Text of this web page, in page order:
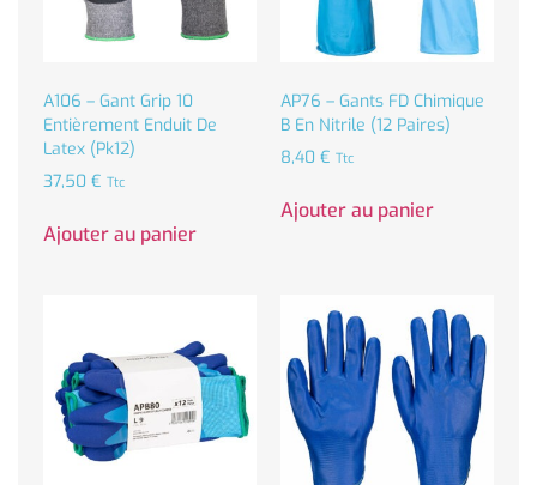
A106 – Gant Grip 10
Entièrement Enduit De
Latex (Pk12)
37,50 € Ttc
Ajouter au panier
AP76 – Gants FD Chimique
B En Nitrile (12 Paires)
8,40 € Ttc
Ajouter au panier